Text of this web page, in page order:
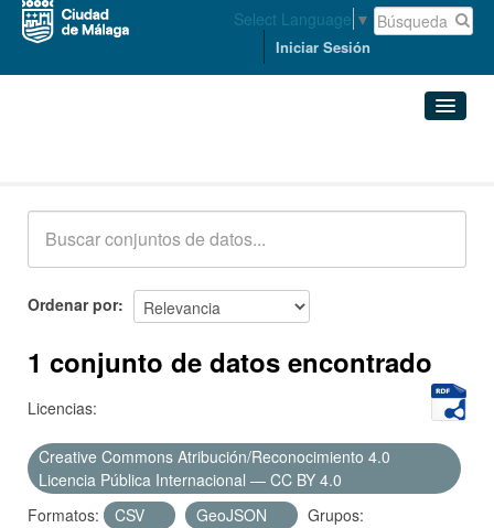
Select Language ▼
Iniciar Sesión
Acerca de
Ordenar por
1 conjunto de datos encontrado
Licencias:
Creative Commons Atribución/Reconocimiento 4.0
Licencia Pública Internacional — CC BY 4.0
Formatos:
CSV GeoJSON
Grupos: